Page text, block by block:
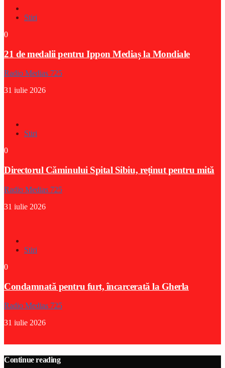
Stiri
0
21 de medalii pentru Ippon Mediaș la Mondiale
Radio Medias 725
31 iulie 2026
Stiri
0
Directorul Căminului Spital Sibiu, reținut pentru mită
Radio Medias 725
31 iulie 2026
Stiri
0
Condamnată pentru furt, încarcerată la Gherla
Radio Medias 725
31 iulie 2026
Continue reading